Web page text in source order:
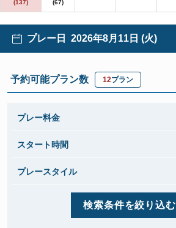
プレー日 2026年8月11日 (火)
予約可能プラン数 12プラン
プレー料金
スタート時間
プレースタイル
検索条件を絞り込む